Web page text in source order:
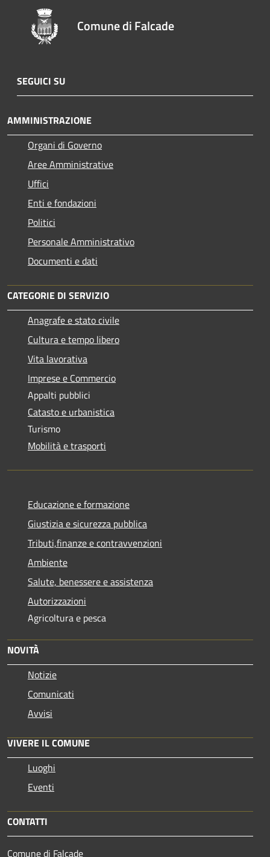
Comune di Falcade
SEGUICI SU
AMMINISTRAZIONE
Organi di Governo
Aree Amministrative
Uffici
Enti e fondazioni
Politici
Personale Amministrativo
Documenti e dati
CATEGORIE DI SERVIZIO
Anagrafe e stato civile
Cultura e tempo libero
Vita lavorativa
Imprese e Commercio
Appalti pubblici
Catasto e urbanistica
Turismo
Mobilità e trasporti
Educazione e formazione
Giustizia e sicurezza pubblica
Tributi,finanze e contravvenzioni
Ambiente
Salute, benessere e assistenza
Autorizzazioni
Agricoltura e pesca
NOVITÀ
Notizie
Comunicati
Avvisi
VIVERE IL COMUNE
Luoghi
Eventi
CONTATTI
Comune di Falcade